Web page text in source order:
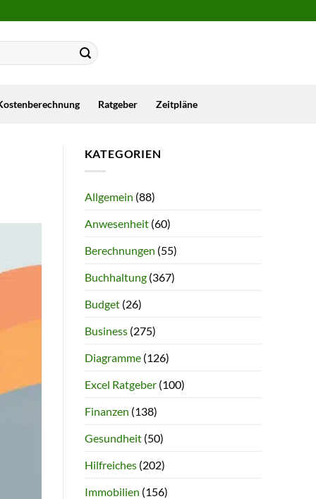
Ratgeber Zeitpläne
KATEGORIEN
Allgemein (88)
Anwesenheit(60)
Berechnungen (55)
Buchhaltung(367)
Budget(26)
Business(275)
Diagramme(126)
Excel Ratgeber(100)
Finanzen (138)
Gesundheit(50)
Hilfreiches(202)
Immobilien (156)